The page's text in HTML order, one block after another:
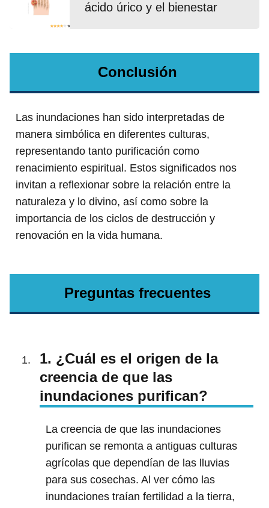
ácido úrico y el bienestar
Conclusión
Las inundaciones han sido interpretadas de
manera simbólica en diferentes culturas,
representando tanto purificación como
renacimiento espiritual. Estos significados nos
invitan a reflexionar sobre la relación entre la
naturaleza y lo divino, así como sobre la
importancia de los ciclos de destrucción y
renovación en la vida humana.
Preguntas frecuentes
1. ¿Cuál es el origen de la
creencia de que las
inundaciones purifican?
La creencia de que las inundaciones
purifican se remonta a antiguas culturas
agrícolas que dependían de las lluvias
para sus cosechas. Al ver cómo las
inundaciones traían fertilidad a la tierra,